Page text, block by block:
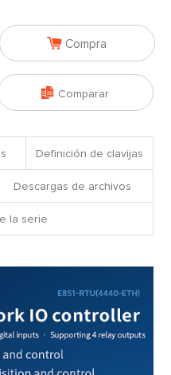
 Compra
 Comparar
Definición de clavijas
Descargas de archivos
la serie